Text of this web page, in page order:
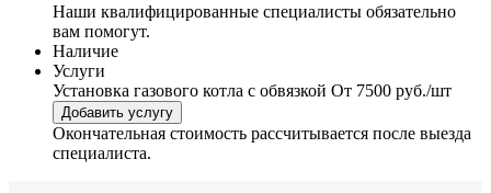
Наши квалифицированные специалисты обязательно
вам помогут.
Наличие
Услуги
Установка газового котла с обвязкой От 7500 руб./шт
Добавить услугу
Окончательная стоимость рассчитывается после выезда
специалиста.